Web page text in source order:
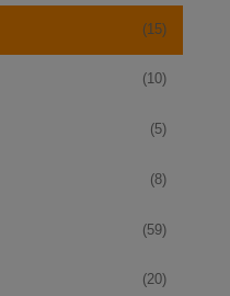
(15)
(10)
(5)
(8)
(59)
(20)